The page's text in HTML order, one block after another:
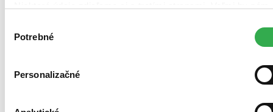
Ďakujeme!
súhlasu
Potrebné
Personalizačné